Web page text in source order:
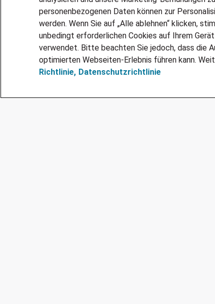
personenbezogenen Daten können zur
werden. Wenn Sie auf „Alle ablehnen“ klicken,
unbedingt erforderlichen Cookies auf Ihrem
verwendet. Bitte beachten Sie jedoch, dass die
optimierten Webseiten-Erlebnis führen kann.
Richtlinie, Datenschutzrichtlinie